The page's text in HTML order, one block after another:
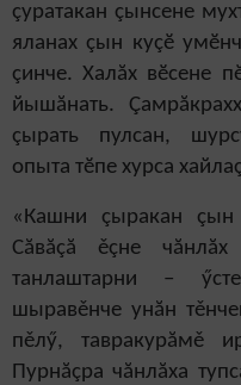
çуратакан çынсене
яланах çын куçӗ
çинче. Халăх вӗсене
йышăнать.
çырать пулсан,
опыта тӗпе хурса
«Кашни çыракан çын
Сăвăçă ěçне
танлаштарни –
шыравěнче унăн
пěлӳ, тавракурăмě
Пурнăçра чăнлăха